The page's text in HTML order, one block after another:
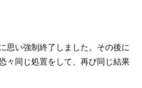
思い強制終了しました。その後に
々同じ処置をして、再び同じ結果